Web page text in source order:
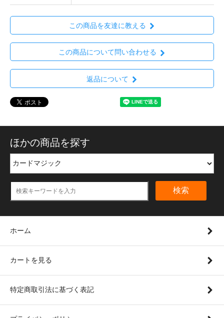
この商品を友達に教える
この商品について問い合わせる
返品について
ほかの商品を探す
検索
ホーム
カートを見る
特定商取引法に基づく表記